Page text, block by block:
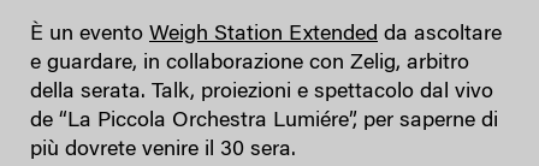
È un evento Weigh Station Extended da ascoltare
e guardare, in collaborazione con Zelig, arbitro
della serata. Talk, proiezioni e spettacolo dal vivo
de “La Piccola Orchestra Lumiére”, per saperne di
più dovrete venire il 30 sera.